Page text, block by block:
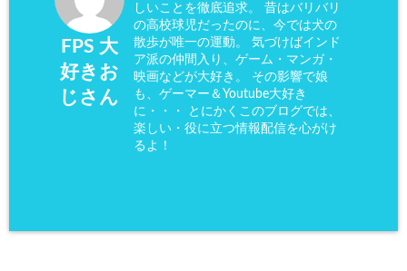
FPS 大
好きお
じさん
しいことを徹底追求。 昔はバリバリ
の高校球児だったのに、今では犬の
散歩が唯一の運動。 気づけばインド
ア派の仲間入り、ゲーム・マンガ・
映画などが大好き。 その影響で娘
も、ゲーマー＆Youtube大好き
に・・・ とにかくこのブログでは、
楽しい・役に立つ情報配信を心がけ
るよ！